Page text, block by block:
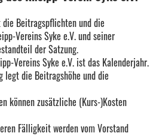
Beitragspflichten und die
Vereins Syke e.V. und seiner
der Satzung.
Vereins Syke e.V. ist das Kalenderjahr.
legt die Beitragshöhe und die
können zusätzliche (Kurs-)Kosten
Fälligkeit werden vom Vorstand